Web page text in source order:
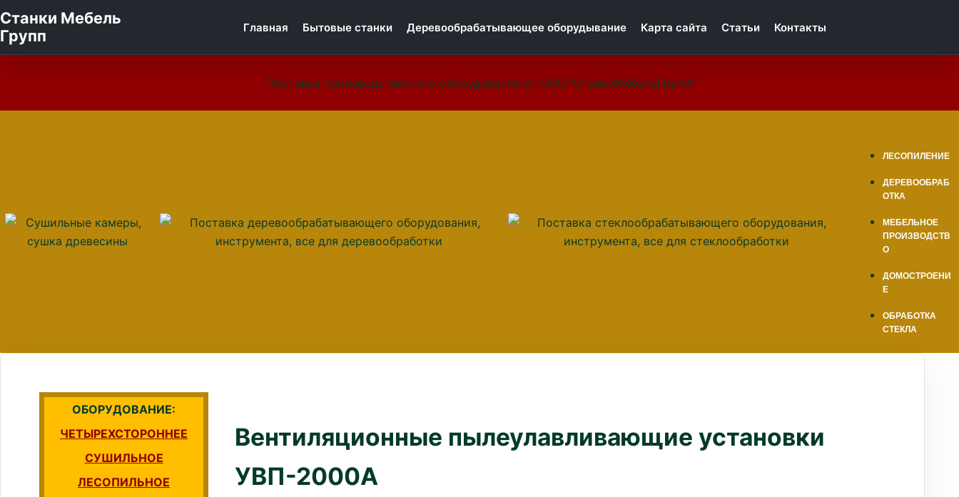
Станки Мебель
Групп
Главная Бытовые станки Деревообрабатывающее оборудывание Карта сайта Статьи Контакты
Поставка производственного оборудования от ООО "СтанкиМебельГрупп"
ЛЕСОПИЛЕНИЕ
ДЕРЕВООБРАБ
ОТКА
МЕБЕЛЬНОЕ
ПРОИЗВОДСТВ
О
ДОМОСТРОЕНИ
Е
ОБРАБОТКА
СТЕКЛА
ОБОРУДОВАНИЕ:
ЧЕТЫРЕХСТОРОННЕЕ
СУШИЛЬНОЕ
ЛЕСОПИЛЬНОЕ
Вентиляционные пылеулавливающие установки
УВП-2000А